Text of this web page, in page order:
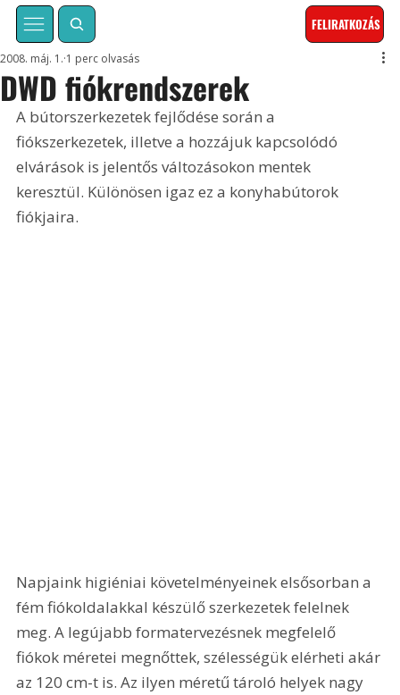
FELIRATKOZÁS
DWD fiókrendszerek
2008. máj. 1. 1 perc olvasás
A bútorszerkezetek fejlődése során a
fiókszerkezetek, illetve a hozzájuk kapcsolódó
elvárások is jelentős változásokon mentek
keresztül. Különösen igaz ez a konyhabútorok
fiókjaira.
Napjaink higiéniai követelményeinek elsősorban a
fém fiókoldalakkal készülő szerkezetek felelnek
meg. A legújabb formatervezésnek megfelelő
fiókok méretei megnőttek, szélességük elérheti akár
az 120 cm-t is. Az ilyen méretű tároló helyek nagy